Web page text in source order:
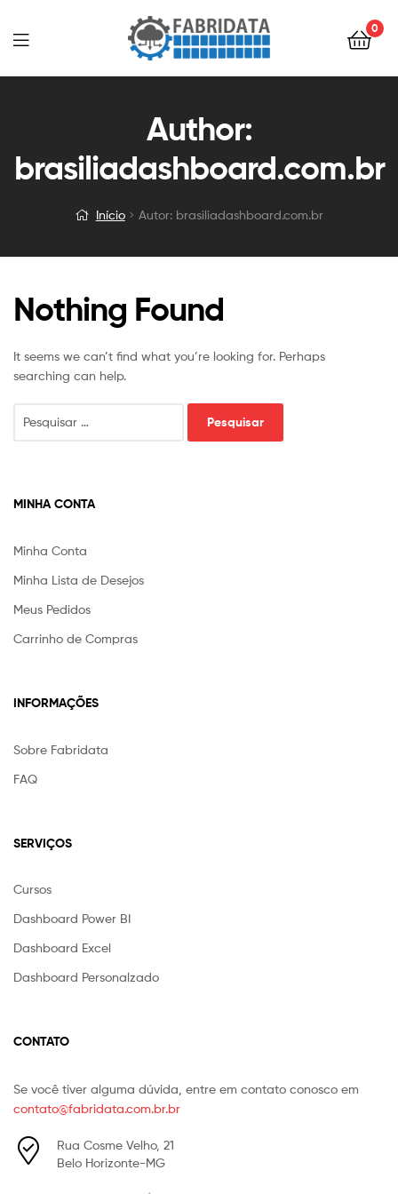
0
Menu
Author:
brasiliadashboard.com.br
Início Autor: brasiliadashboard.com.br
Nothing Found
It seems we can’t find what you’re looking for. Perhaps
searching can help.
por:
MINHA CONTA
Minha Conta
Minha Lista de Desejos
Meus Pedidos
Carrinho de Compras
INFORMAÇÕES
Sobre Fabridata
FAQ
SERVIÇOS
Cursos
Dashboard Power BI
Dashboard Excel
Dashboard Personalzado
CONTATO
Se você tiver alguma dúvida, entre em contato conosco em
contato@fabridata.com.br.br
Rua Cosme Velho, 21
Belo Horizonte-MG